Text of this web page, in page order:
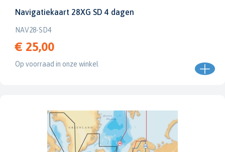
Navigatiekaart 28XG SD 4 dagen
NAV28-SD4
€ 25,00
Op voorraad in onze winkel